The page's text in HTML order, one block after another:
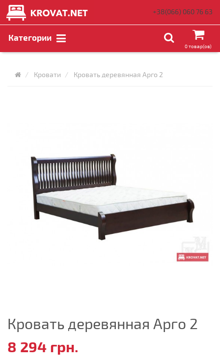
+38(066) 060 76 63
Категории
0 товар(ов)
Кровати Кровать деревянная Арго 2
Кровать деревянная Арго 2
8 294 грн.